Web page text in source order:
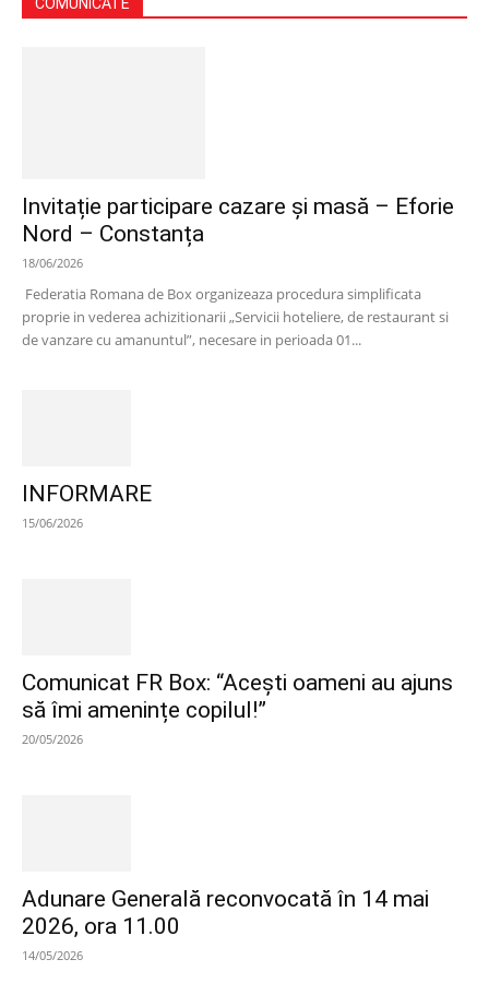
Invitație participare cazare și masă – Eforie
Nord – Constanța
18/06/2026
Federatia Romana de Box organizeaza procedura simplificata
proprie in vederea achizitionarii „Servicii hoteliere, de restaurant si
de vanzare cu amanuntul”, necesare in perioada 01...
INFORMARE
15/06/2026
Comunicat FR Box: “Acești oameni au ajuns
să îmi amenințe copilul!”
20/05/2026
Adunare Generală reconvocată în 14 mai
2026, ora 11.00
14/05/2026